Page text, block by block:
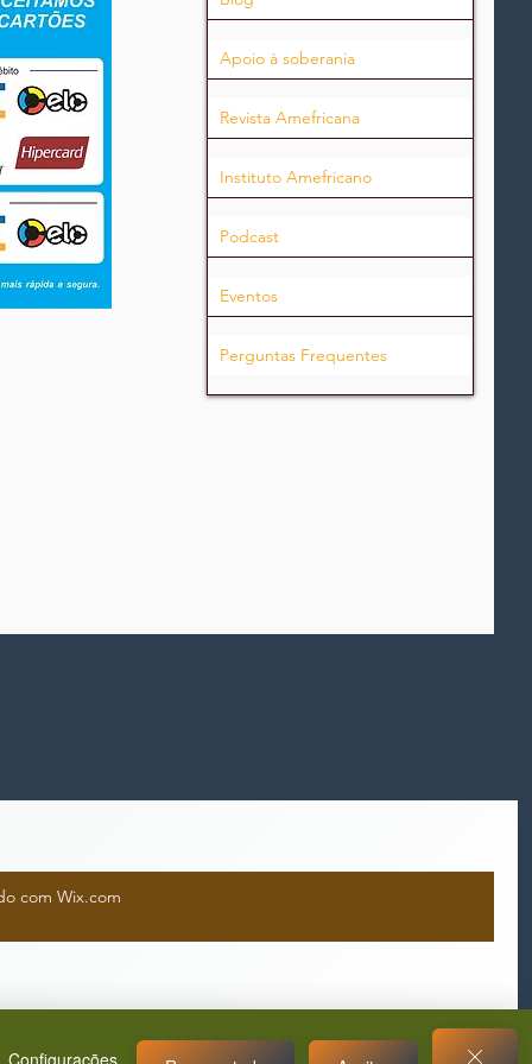
Apoio à soberania
Revista Amefricana
Instituto Amefricano
Podcast
Eventos
Perguntas Frequentes
com Wix.com
Configurações